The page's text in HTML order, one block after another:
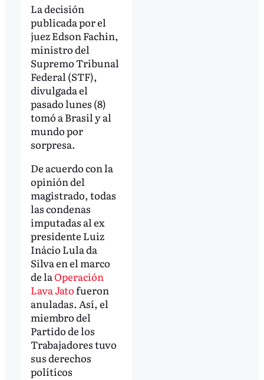
La decisión
publicada por el
juez Edson Fachin,
ministro del
Supremo Tribunal
Federal (STF),
divulgada el
pasado lunes (8)
tomó a Brasil y al
mundo por
sorpresa.
De acuerdo con la
opinión del
magistrado, todas
las condenas
imputadas al ex
presidente Luiz
Inácio Lula da
Silva en el marco
de laOperación
Lava Jato fueron
anuladas. Así, el
miembro del
Partido de los
Trabajadores tuvo
sus derechos
políticos